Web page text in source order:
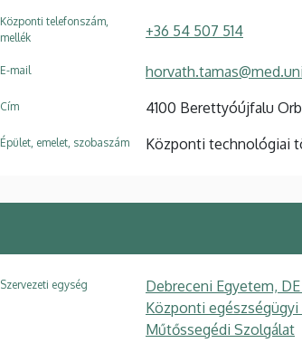
Központi telefonszám,
mellék
+36 54 507 514
E-mail
Cím 4100 Berettyóújfalu
Épület, emelet, szobaszám Központi technológiai
Szervezeti egység
Debreceni Egyetem,
Központi
Műtőssegédi Szolgálat